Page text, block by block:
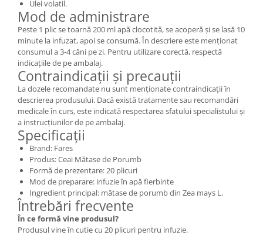
Ulei volatil.
Mod de administrare
Peste 1 plic se toarnă 200 ml apă clocotită, se acoperă și se lasă 10
minute la infuzat, apoi se consumă. În descriere este menționat
consumul a 3-4 căni pe zi. Pentru utilizare corectă, respectă
indicațiile de pe ambalaj.
Contraindicații și precauții
La dozele recomandate nu sunt menționate contraindicații în
descrierea produsului. Dacă există tratamente sau recomandări
medicale în curs, este indicată respectarea sfatului specialistului și
a instrucțiunilor de pe ambalaj.
Specificații
Brand: Fares
Produs: Ceai Mătase de Porumb
Formă de prezentare: 20 plicuri
Mod de preparare: infuzie în apă fierbinte
Ingredient principal: mătase de porumb din Zea mays L.
Întrebări frecvente
În ce formă vine produsul?
Produsul vine în cutie cu 20 plicuri pentru infuzie.